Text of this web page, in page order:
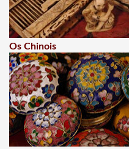
Os Chinois